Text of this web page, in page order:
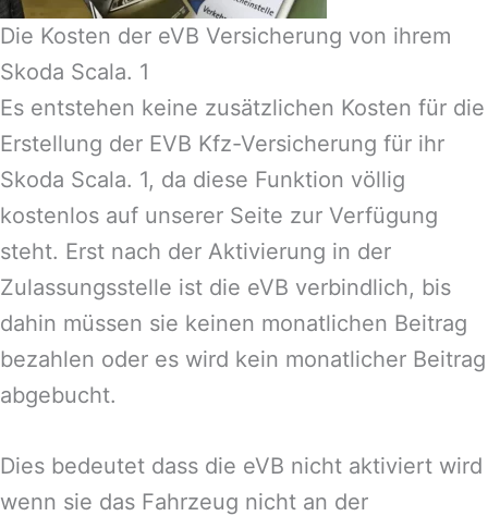
Die Kosten der eVB Versicherung von ihrem
Skoda Scala. 1
Es entstehen keine zusätzlichen Kosten für die
Erstellung der EVB Kfz-Versicherung für ihr
Skoda Scala. 1, da diese Funktion völlig
kostenlos auf unserer Seite zur Verfügung
steht. Erst nach der Aktivierung in der
Zulassungsstelle ist die eVB verbindlich, bis
dahin müssen sie keinen monatlichen Beitrag
bezahlen oder es wird kein monatlicher Beitrag
abgebucht.
Dies bedeutet dass die eVB nicht aktiviert wird
wenn sie das Fahrzeug nicht an der